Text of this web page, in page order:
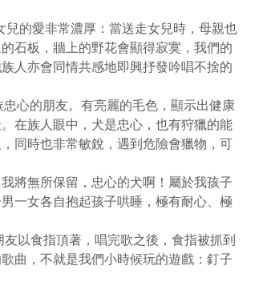
的愛非常濃厚：當送走女兒時，母親也
石板，牆上的野花會顯得寂寞，我們的
人亦會同情共感地即興抒發吟唱不捨的
心的朋友。有亮麗的毛色，顯示出健康
在族人眼中，犬是忠心，也有狩獵的能
同時也非常敏銳，遇到危險會獵物，可
將無所保留，忠心的犬啊！屬於我孩子
一女各自抱起孩子哄睡，極有耐心、極
以食指頂著，唱完歌之後，食指被抓到
曲，不就是我們小時候玩的遊戲：釘子